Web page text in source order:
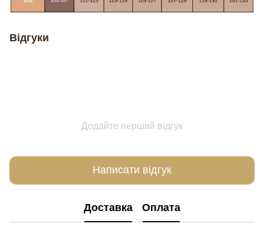
Відгуки
Додайте перший відгук
Написати відгук
Доставка Оплата